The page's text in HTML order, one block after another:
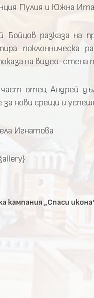
Пулия и Южна
Бойцов разказа
на видео-стена
отец Андрей
за нови срещи и
Игнатова
кампания „Спаси